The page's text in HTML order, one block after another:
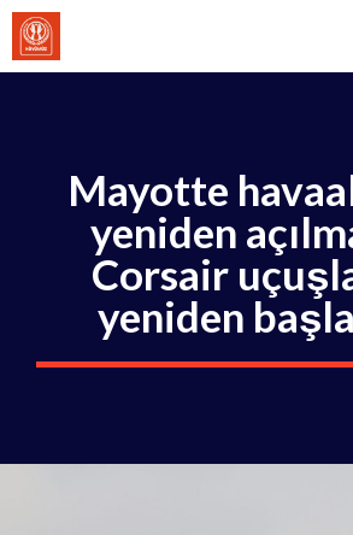
İçeriğe
atla
Mayotte
yeniden
Corsair
yeniden